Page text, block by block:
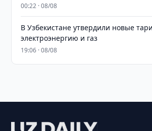
00:22 · 08/08
В Узбекистане утвердили новые
электроэнергию и газ
19:06 · 08/08